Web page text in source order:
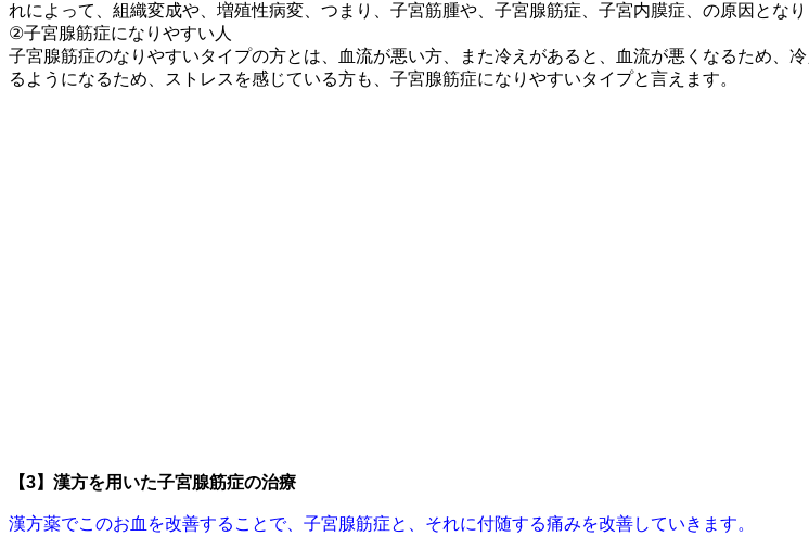
れによって、組織変成や、増殖性病変、つまり、子宮筋腫や、子宮腺筋症、子宮内膜症、の原因となり
②子宮腺筋症になりやすい人
子宮腺筋症のなりやすいタイプの方とは、血流が悪い方、また冷えがあると、血流が悪くなるため、
るようになるため、ストレスを感じている方も、子宮腺筋症になりやすいタイプと言えます。
【3】漢方を用いた子宮腺筋症の治療
漢方薬でこのお血を改善することで、子宮腺筋症と、それに付随する痛みを改善していきます。